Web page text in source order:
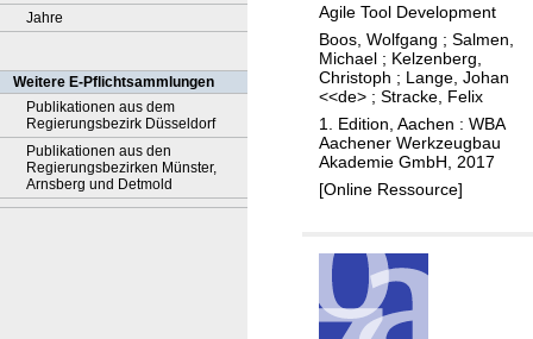
Jahre
Weitere E-Pflichtsammlungen
Publikationen aus dem
Regierungsbezirk Düsseldorf
Publikationen aus den
Regierungsbezirken Münster,
Arnsberg und Detmold
r
a
t
e
T
o
o
Agile Tool Development
Boos, Wolfgang ; Salmen,
Michael ; Kelzenberg,
Christoph ; Lange, Johan
<<de> ; Stracke, Felix
1. Edition, Aachen : WBA
Aachener Werkzeugbau
Akademie GmbH, 2017
[Online Ressource]